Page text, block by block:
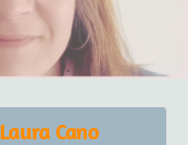
| Breu:
Breve
Cano